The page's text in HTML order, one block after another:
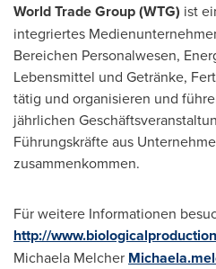
World Trade Group (WTG) ist
integriertes
Bereichen Personalwesen,
Lebensmittel und Getränke,
tätig und organisieren und
jährlichen
Führungskräfte aus
zusammenkommen.
Für weitere Informationen
http://
Michaela Melcher